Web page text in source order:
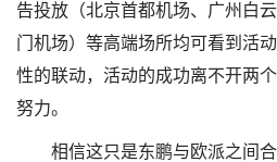
告投放（北京首都机场、广州白
门机场）等高端场所均可看到活
性的联动，活动的成功离不开两
努力。
相信这只是东鹏与欧派之间